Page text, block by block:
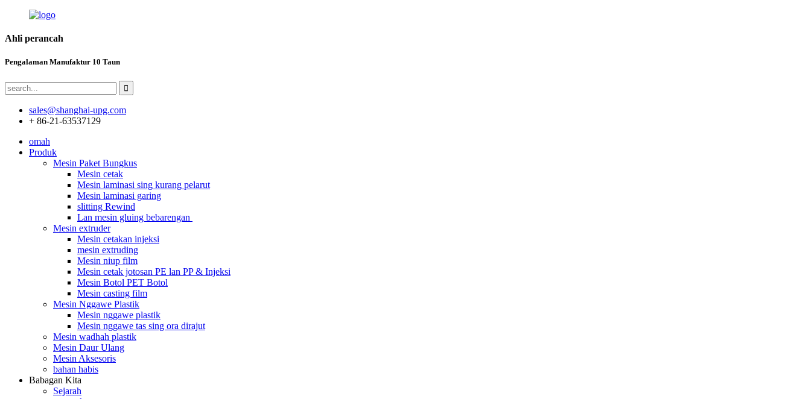
Ahli perancah
Pengalaman Manufaktur 10 Taun
sales@shanghai-upg.com
+ 86-21-63537129
omah
Produk
Mesin Paket Bungkus
Mesin cetak
Mesin laminasi sing kurang pelarut
Mesin laminasi garing
slitting Rewind
Lan mesin gluing bebarengan
Mesin extruder
Mesin cetakan injeksi
mesin extruding
Mesin niup film
Mesin cetak jotosan PE lan PP & Injeksi
Mesin Botol PET Botol
Mesin casting film
Mesin Nggawe Plastik
Mesin nggawe plastik
Mesin nggawe tas sing ora dirajut
Mesin wadhah plastik
Mesin Daur Ulang
Mesin Aksesoris
bahan habis
Babagan Kita
Sejarah